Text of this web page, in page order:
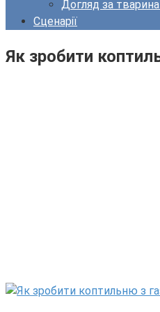
Догляд за
Сценарії
Як зробити